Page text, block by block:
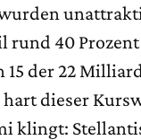
rund 40 Prozent
der 22
dieser
klingt: